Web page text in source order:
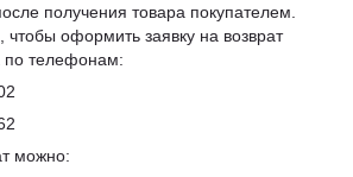
получения товара покупателем.
оформить заявку на возврат
по телефонам:
можно: